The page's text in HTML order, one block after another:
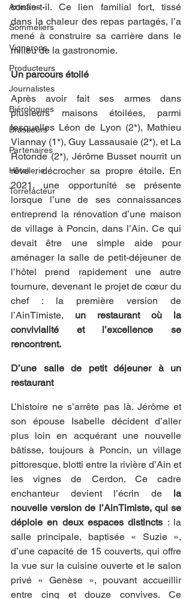
Artisans
Sommeliers
Vignerons
Producteurs
Journalistes
Biérologues
Brasseurs
Partenaires
Hôtellerie
Torrefacteur
confie-t-il. Ce lien familial fort, tissé
dans la chaleur des repas partagés, l’a
mené à construire sa carrière dans le
milieu de la gastronomie.
Un parcours étoilé
Après avoir fait ses armes dans
plusieurs maisons étoilées, parmi
lesquelles Léon de Lyon (2*), Mathieu
Viannay (1*), Guy Lassausaie (2*), et La
Rotonde (2*), Jérôme Busset nourrit un
rêve : décrocher sa propre étoile. En
2021, une opportunité se présente
lorsque l’une de ses connaissances
entreprend la rénovation d’une maison
de village à Poncin, dans l’Ain. Ce qui
devait être une simple aide pour
aménager la salle de petit-déjeuner de
l’hôtel prend rapidement une autre
tournure, devenant le projet de cœur du
chef : la première version de
l’AinTimiste, un restaurant où la
convivialité et l’excellence se
rencontrent.
D’une salle de petit déjeuner à un
restaurant
L’histoire ne s’arrête pas là. Jérôme et
son épouse Isabelle décident d’aller
plus loin en acquérant une nouvelle
bâtisse, toujours à Poncin, un village
pittoresque, blotti entre la rivière d’Ain et
les vignes de Cerdon. Ce cadre
enchanteur devient l’écrin de la
nouvelle version de l’AinTimiste, qui se
déploie en deux espaces distincts : la
salle principale, baptisée « Suzie »,
d’une capacité de 15 couverts, qui offre
la vue sur la cuisine ouverte et le salon
privé « Genèse », pouvant accueillir
entre cinq et douze convives. Ce